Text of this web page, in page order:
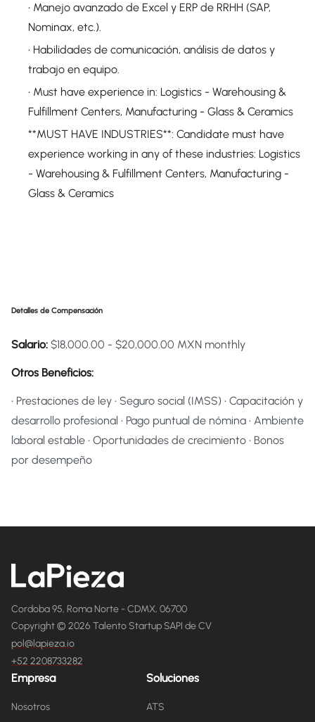
• Manejo avanzado de Excel y ERP de RRHH (SAP,
Nominax, etc.).
• Habilidades de comunicación, análisis de datos y
trabajo en equipo.
• Must have experience in: Logistics - Warehousing &
Fulfillment Centers, Manufacturing - Glass & Ceramics
**MUST HAVE INDUSTRIES**: Candidate must have
experience working in any of these industries: Logistics
- Warehousing & Fulfillment Centers, Manufacturing -
Glass & Ceramics
Detalles de Compensación
Salario: $18,000.00 - $20,000.00 MXN monthly
Otros Beneficios:
• Prestaciones de ley • Seguro social (IMSS) • Capacitación y
desarrollo profesional • Pago puntual de nómina • Ambiente
laboral estable • Oportunidades de crecimiento • Bonos
por desempeño
Cordoba 95, Roma Norte - CDMX, 06700
Copyright © 2026 Talento Startup SAPI de CV
pol@lapieza.io
+52 2208733282
Empresa
Nosotros
Soluciones
ATS